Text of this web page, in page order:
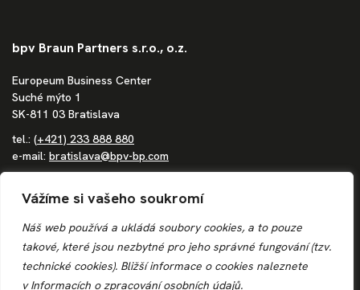
Vážíme si vašeho soukromí
Náš web používá a ukládá soubory cookies, a to pouze
takové, které jsou nezbytné pro jeho správné fungování (tzv.
technické cookies). Bližší informace o cookies naleznete
vInformacích o zpracování osobních údajů.
bpv Braun Partners s.r.o., o.z.
Europeum Business Center
Suché mýto 1
SK-811 03 Bratislava
tel.: (+421) 233 888 880
e-mail: bratislava@bpv-bp.com
soudem Bratislava III, oddíl Po, vložka 1683/B
IČ: 36862207
DIČ: 4020244250
IČ DPH: SK4020244250